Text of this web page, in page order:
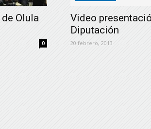
Olula
0
Video
Diputación
20 febrero, 2013